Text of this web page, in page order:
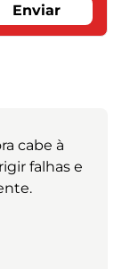
Enviar
cabe à
falhas e